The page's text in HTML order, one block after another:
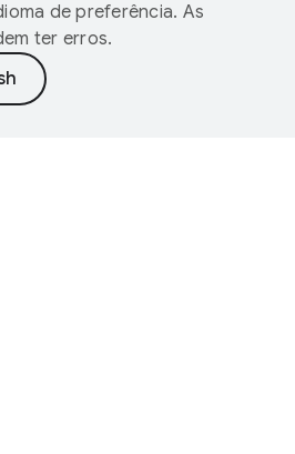
de preferência. As
ter erros.